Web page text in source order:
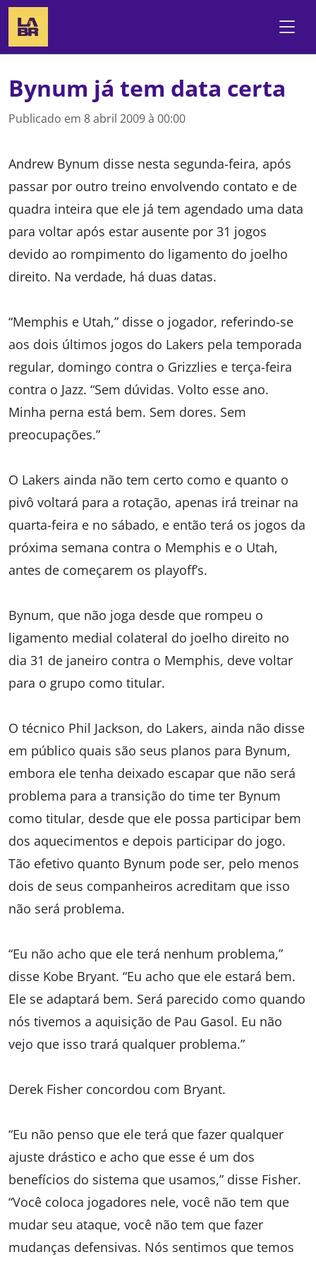
Bynum já tem data certa
Publicado em 8 abril 2009 à 00:00
Andrew Bynum disse nesta segunda-feira, após
passar por outro treino envolvendo contato e de
quadra inteira que ele já tem agendado uma data
para voltar após estar ausente por 31 jogos
devido ao rompimento do ligamento do joelho
direito. Na verdade, há duas datas.
“Memphis e Utah,” disse o jogador, referindo-se
aos dois últimos jogos do Lakers pela temporada
regular, domingo contra o Grizzlies e terça-feira
contra o Jazz. “Sem dúvidas. Volto esse ano.
Minha perna está bem. Sem dores. Sem
preocupações.”
O Lakers ainda não tem certo como e quanto o
pivô voltará para a rotação, apenas irá treinar na
quarta-feira e no sábado, e então terá os jogos da
próxima semana contra o Memphis e o Utah,
antes de começarem os playoff’s.
Bynum, que não joga desde que rompeu o
ligamento medial colateral do joelho direito no
dia 31 de janeiro contra o Memphis, deve voltar
para o grupo como titular.
O técnico Phil Jackson, do Lakers, ainda não disse
em público quais são seus planos para Bynum,
embora ele tenha deixado escapar que não será
problema para a transição do time ter Bynum
como titular, desde que ele possa participar bem
dos aquecimentos e depois participar do jogo.
Tão efetivo quanto Bynum pode ser, pelo menos
dois de seus companheiros acreditam que isso
não será problema.
“Eu não acho que ele terá nenhum problema,”
disse Kobe Bryant. “Eu acho que ele estará bem.
Ele se adaptará bem. Será parecido como quando
nós tivemos a aquisição de Pau Gasol. Eu não
vejo que isso trará qualquer problema.”
Derek Fisher concordou com Bryant.
“Eu não penso que ele terá que fazer qualquer
ajuste drástico e acho que esse é um dos
benefícios do sistema que usamos,” disse Fisher.
“Você coloca jogadores nele, você não tem que
mudar seu ataque, você não tem que fazer
mudanças defensivas. Nós sentimos que temos